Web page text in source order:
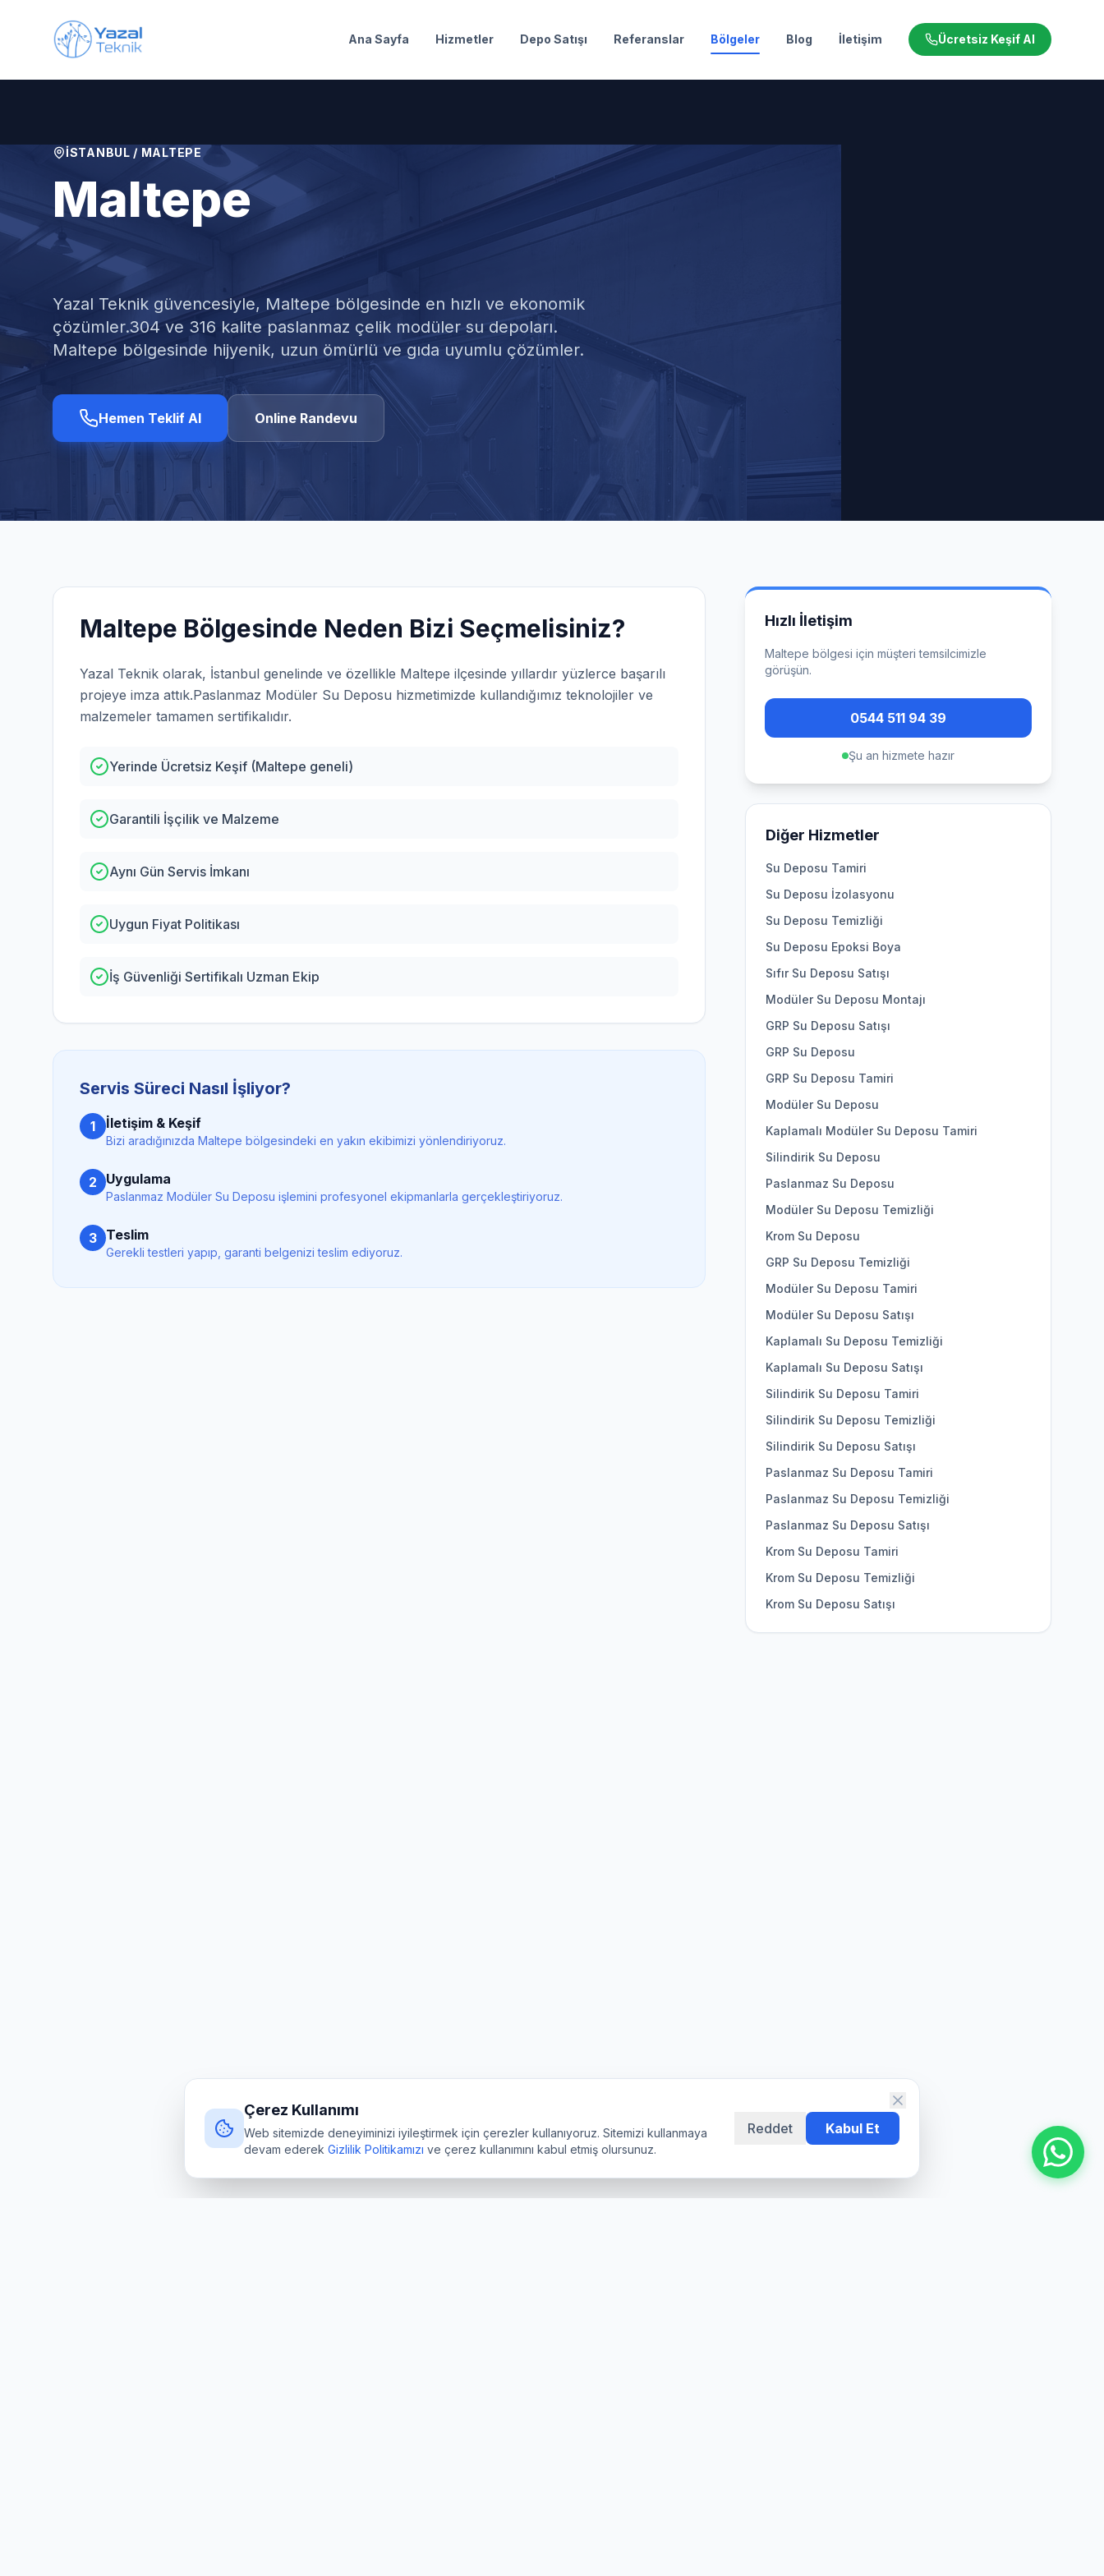
Ana Sayfa Hizmetler Depo Satışı Referanslar Bölgeler Blog İletişim Ücretsiz Keşif Al
İSTANBUL / MALTEPE
Maltepe
Paslanmaz Modüler Su Deposu
Yazal Teknik güvencesiyle, Maltepe bölgesinde en hızlı ve ekonomik
çözümler.304 ve 316 kalite paslanmaz çelik modüler su depoları.
Maltepe bölgesinde hijyenik, uzun ömürlü ve gıda uyumlu çözümler.
Hemen Teklif Al Online Randevu
Maltepe Bölgesinde Neden Bizi Seçmelisiniz?
Yazal Teknik olarak, İstanbul genelinde ve özellikle Maltepe ilçesinde yıllardır yüzlerce başarılı
projeye imza attık.Paslanmaz Modüler Su Deposu hizmetimizde kullandığımız teknolojiler ve
malzemeler tamamen sertifikalıdır.
Yerinde Ücretsiz Keşif (Maltepe geneli)
Garantili İşçilik ve Malzeme
Aynı Gün Servis İmkanı
Uygun Fiyat Politikası
İş Güvenliği Sertifikalı Uzman Ekip
Servis Süreci Nasıl İşliyor?
1 İletişim & Keşif
Bizi aradığınızda Maltepe bölgesindeki en yakın ekibimizi yönlendiriyoruz.
2 Uygulama
Paslanmaz Modüler Su Deposu işlemini profesyonel ekipmanlarla gerçekleştiriyoruz.
3 Teslim
Gerekli testleri yapıp, garanti belgenizi teslim ediyoruz.
Hızlı İletişim
Maltepe bölgesi için müşteri temsilcimizle
görüşün.
0544 511 94 39
Şu an hizmete hazır
Diğer Hizmetler
Su Deposu Tamiri
Su Deposu İzolasyonu
Su Deposu Temizliği
Su Deposu Epoksi Boya
Sıfır Su Deposu Satışı
Modüler Su Deposu Montajı
GRP Su Deposu Satışı
GRP Su Deposu
GRP Su Deposu Tamiri
Modüler Su Deposu
Kaplamalı Modüler Su Deposu Tamiri
Silindirik Su Deposu
Paslanmaz Su Deposu
Modüler Su Deposu Temizliği
Krom Su Deposu
GRP Su Deposu Temizliği
Modüler Su Deposu Tamiri
Modüler Su Deposu Satışı
Kaplamalı Su Deposu Temizliği
Kaplamalı Su Deposu Satışı
Silindirik Su Deposu Tamiri
Silindirik Su Deposu Temizliği
Silindirik Su Deposu Satışı
Paslanmaz Su Deposu Tamiri
Paslanmaz Su Deposu Temizliği
Paslanmaz Su Deposu Satışı
Krom Su Deposu Tamiri
Krom Su Deposu Temizliği
Krom Su Deposu Satışı
Çerez Kullanımı
Web sitemizde deneyiminizi iyileştirmek için çerezler kullanıyoruz. Sitemizi kullanmaya
devam ederek Gizlilik Politikamızı ve çerez kullanımını kabul etmiş olursunuz.
Reddet Kabul Et